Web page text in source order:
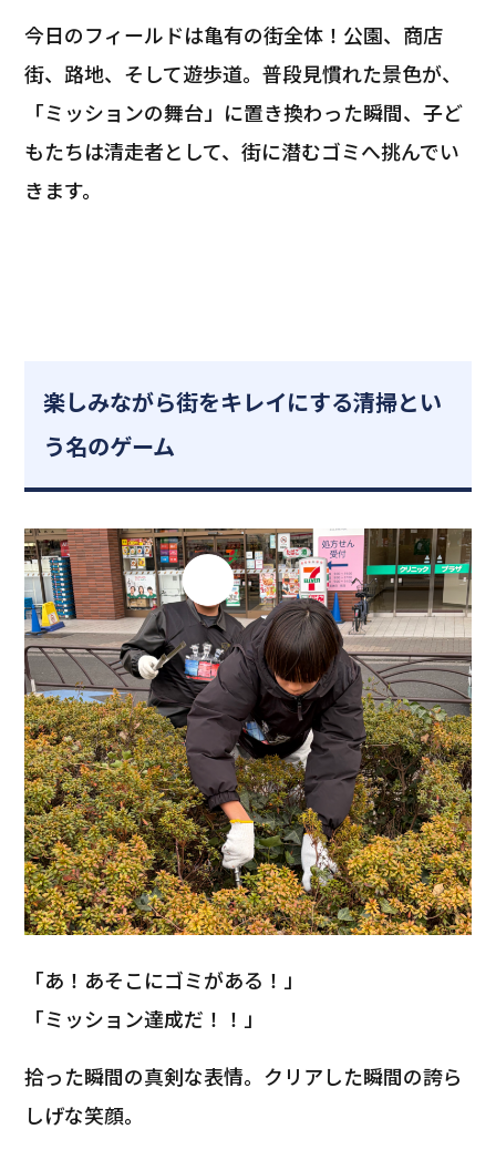
今日のフィールドは亀有の街全体！公園、商店
街、路地、そして遊歩道。普段見慣れた景色が、
「ミッションの舞台」に置き換わった瞬間、子ど
もたちは清走者として、街に潜むゴミへ挑んでい
きます。
楽しみながら街をキレイにする清掃とい
う名のゲーム
「あ！あそこにゴミがある！」
「ミッション達成だ！！」
拾った瞬間の真剣な表情。クリアした瞬間の誇ら
しげな笑顔。